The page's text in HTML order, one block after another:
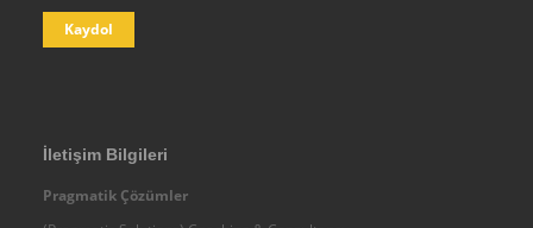
Stratejik Planlama
Risk Analizi
Denetim
İletişim Bilgileri
Pragmatik Çözümler